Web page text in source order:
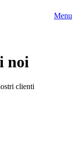
Menu
noi
clienti